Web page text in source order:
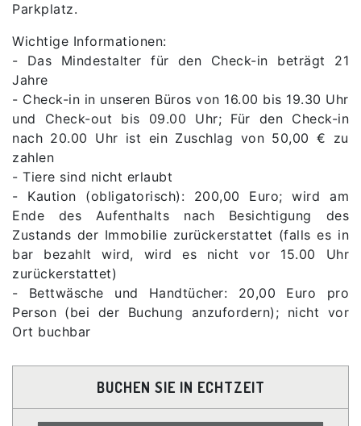
Parkplatz.
Wichtige Informationen:
- Das Mindestalter für den Check-in beträgt 21
Jahre
- Check-in in unseren Büros von 16.00 bis 19.30 Uhr
und Check-out bis 09.00 Uhr; Für den Check-in
nach 20.00 Uhr ist ein Zuschlag von 50,00 € zu
zahlen
- Tiere sind nicht erlaubt
- Kaution (obligatorisch): 200,00 Euro; wird am
Ende des Aufenthalts nach Besichtigung des
Zustands der Immobilie zurückerstattet (falls es in
bar bezahlt wird, wird es nicht vor 15.00 Uhr
zurückerstattet)
- Bettwäsche und Handtücher: 20,00 Euro pro
Person (bei der Buchung anzufordern); nicht vor
Ort buchbar
BUCHEN SIE IN ECHTZEIT